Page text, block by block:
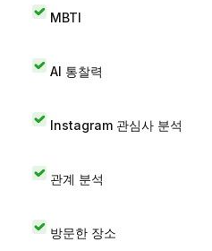
MBTI
AI 통찰력
Instagram 관심사 분석
관계 분석
방문한 장소